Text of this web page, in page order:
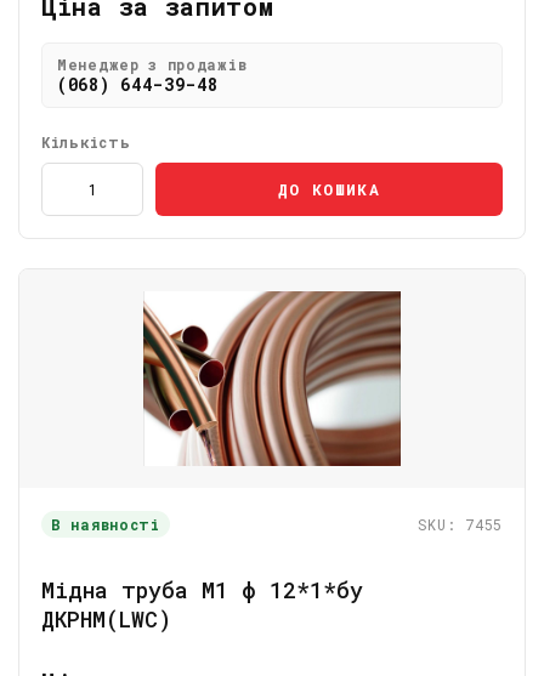
Менеджер з продажів
(068) 644-39-48
Кількість
ДО КОШИКА
В наявності SKU: 7455
Мідна труба М1 ф 12*1*бу
ДКРНМ(LWC)